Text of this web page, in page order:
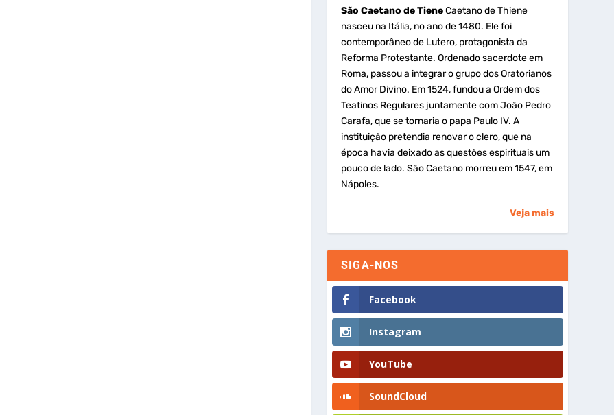
São Caetano de TieneCaetano de Thiene
nasceu na Itália, no ano de 1480. Ele foi
contemporâneo de Lutero, protagonista da
Reforma Protestante. Ordenado sacerdote em
Roma, passou a integrar o grupo dos Oratorianos
do Amor Divino. Em 1524, fundou a Ordem dos
Teatinos Regulares juntamente com João Pedro
Carafa, que se tornaria o papa Paulo IV. A
instituição pretendia renovar o clero, que na
época havia deixado as questões espirituais um
pouco de lado. São Caetano morreu em 1547, em
Nápoles.
Veja mais
SIGA-NOS
Facebook
Instagram
YouTube
SoundCloud